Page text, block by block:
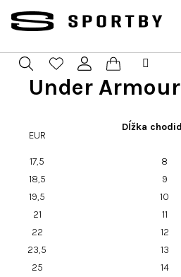
obsah
Hľadať PrihlásenieNákupný
košík
Under
EUR
Dĺžka
17,5 8
18,5
9
19,5
10
21
11
22
12
23,5
13
25
14